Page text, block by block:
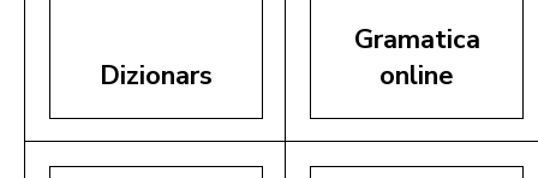
Dizionars
Gramatica
online